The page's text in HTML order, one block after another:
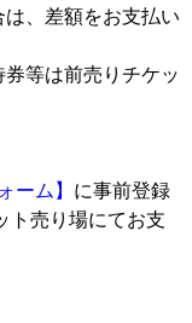
、差額をお支払い
等は前売りチケッ
ーム】 に事前登録
ト売り場にてお支